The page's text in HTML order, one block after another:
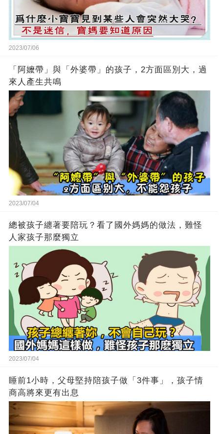
2023/07/06
「阿嬤帶」與「外婆帶」的孩子，2方面區別大，過
來人產生共鳴
2023/07/04
總被孩子纏著要陪玩？看了國外媽媽的做法，難怪
人家孩子那麼獨立
2023/07/04
睡前1小時，父母堅持陪孩子做「3件事」，孩子情
商高將來更有出息